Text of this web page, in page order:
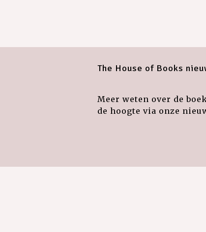
The House of Books
Meer weten over de
de hoogte via onze